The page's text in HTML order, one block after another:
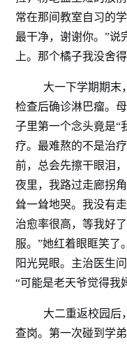
常在那间教室自习的
最干净，谢谢你。”说
上。那个橘子我没舍
大一下学期期末
检查后确诊淋巴瘤。
子里第一个念头竟是“
疗。最难熬的不是治
前，总会先擦干眼泪
夜里，我路过走廊拐
耸一耸地哭。我没有
治愈率很高，等我好
服。”她红着眼眶笑了
阳光晃眼。主治医生
“可能是老天爷觉得我
大二重返校园后
查岗。第一次碰到学